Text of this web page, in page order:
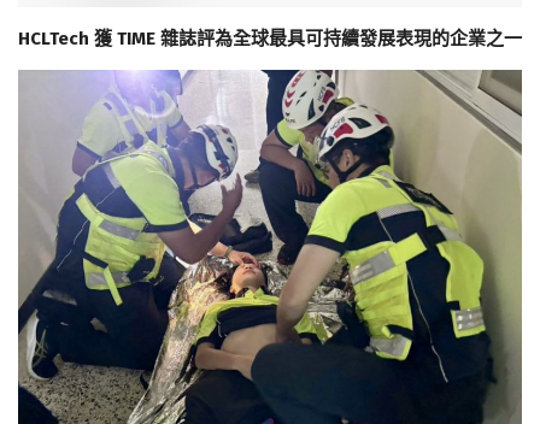
HCLTech 獲 TIME 雜誌評為全球最具可持續發展表現的企業之一